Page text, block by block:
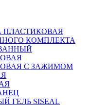
ПЛАСТИКОВАЯ
КОМПЛЕКТА
С ЗАЖИМОМ
ГЕЛЬ SISEAL